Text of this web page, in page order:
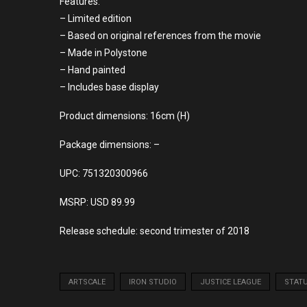
– Limited edition
– Based on original references from the movie
– Made in Polystone
– Hand painted
– Includes base display
Product dimensions: 16cm (H)
Package dimensions: –
UPC: 751320300966
MSRP: USD 89.99
Release schedule: second trimester of 2018
ARTSCALE IRON STUDIO JUSTICE LEAGUE